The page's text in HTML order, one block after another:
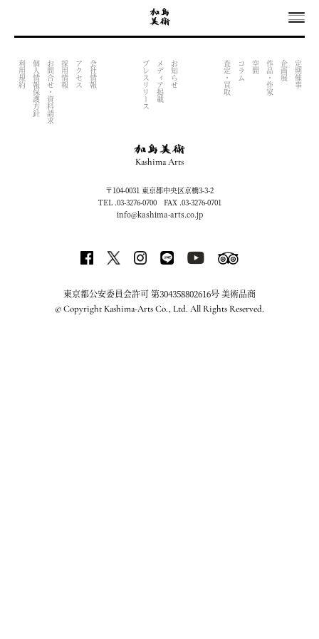
OUTPUT INDEX FILE (NOW UNDER CONSTRACTION)
定期催事
企画展
作品・作家
空間
コラム
査定・買取
お知らせ
メディア掲載
プレスリリース
会社情報
アクセス
採用情報
お問合せ・資料請求
個人情報保護方針
利用規約
Kashima Arts
〒104-0031 東京都中央区京橋3-3-2
TEL .03-3276-0700 FAX .03-3276-0701
info@kashima-arts.co.jp
東京都公安委員会許可 第304358802616号 美術品商
© Copyright Kashima-Arts Co., Ltd. All Rights Reserved.